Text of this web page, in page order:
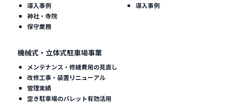
導入事例
神社・寺院
保守業務
導入事例
機械式・立体式駐車場事業
メンテナンス・修繕費用の見直し
改修工事・装置リニューアル
管理実績
空き駐車場のパレット有効活用